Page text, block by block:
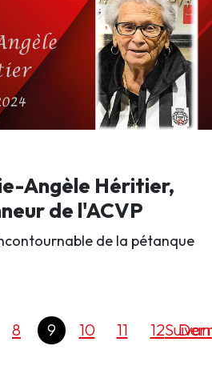
Angèle Héritier,
de l'ACVP
de la pétanque
8 9 10 11 12